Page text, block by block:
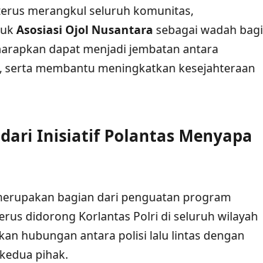
merangkul seluruh komunitas,
Asosiasi Ojol Nusantara sebagai wadah bagi
dapat menjadi jembatan antara
membantu meningkatkan kesejahteraan
Inisiatif Polantas Menyapa
bagian dari penguatan program
didorong Korlantas Polri di seluruh wilayah
hubungan antara polisi lalu lintas dengan
pihak.